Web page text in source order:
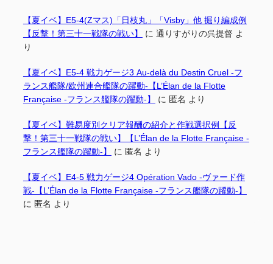
【夏イベ】E5-4(Zマス)「日枝丸」「Visby」他 掘り編成例
【反撃！第三十一戦隊の戦い】
に 通りすがりの呉提督 よ
り
【夏イベ】E5-4 戦力ゲージ3 Au-delà du Destin Cruel -フ
ランス艦隊/欧州連合艦隊の躍動-【L’Élan de la Flotte
Française -フランス艦隊の躍動-】
に 匿名 より
【夏イベ】難易度別クリア報酬の紹介と作戦選択例【反
撃！第三十一戦隊の戦い】【L’Élan de la Flotte Française -
フランス艦隊の躍動-】
に 匿名 より
【夏イベ】E4-5 戦力ゲージ4 Opération Vado -ヴァード作
戦-【L’Élan de la Flotte Française -フランス艦隊の躍動-】
に 匿名 より